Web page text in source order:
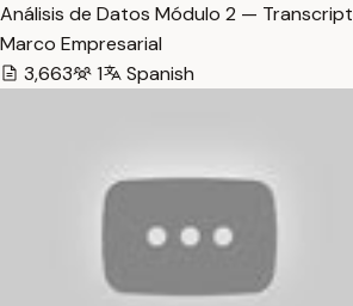
Análisis de Datos Módulo 2 — Transcript
Marco Empresarial
3,663
1 Spanish